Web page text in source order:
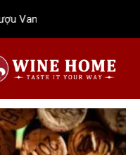
Vang Wine Home